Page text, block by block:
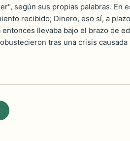
según sus propias palabras. En
recibido; Dinero, eso sí, a
llevaba bajo el brazo de
tras una crisis causada